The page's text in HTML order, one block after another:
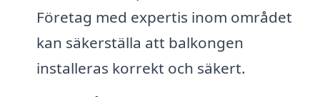
Företag med expertis inom området
kan säkerställa att balkongen
installeras korrekt och säkert.